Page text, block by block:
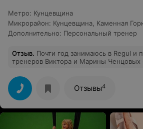
Метро: Кунцевщина
Микрорайон: Кунцевщина, Каменная
Дополнительно: Персональный тренер
Отзыв. Почти год занимаюсь в Regul и
тренеров Виктора и Марины
клуб и его профессионалов. Если вы не
пафосом, за картинками и ходите в зал
то гоу в Regul. Там атмосфера, как для
там есть аппарат Назарова - для особо
Отзывы4